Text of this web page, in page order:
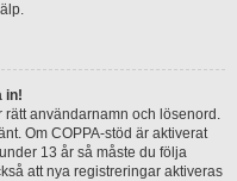
in!
rätt användarnamn och lösenord.
Om COPPA-stöd är aktiverat
13 år så måste du följa
att nya registreringar aktiveras